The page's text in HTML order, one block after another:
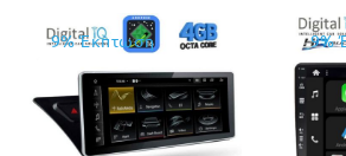
9% Έκπτωση 9%